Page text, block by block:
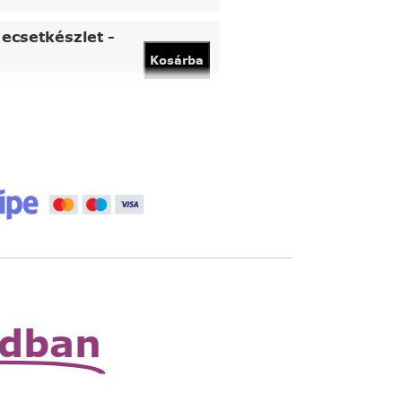
-
Kosárba
nagyító